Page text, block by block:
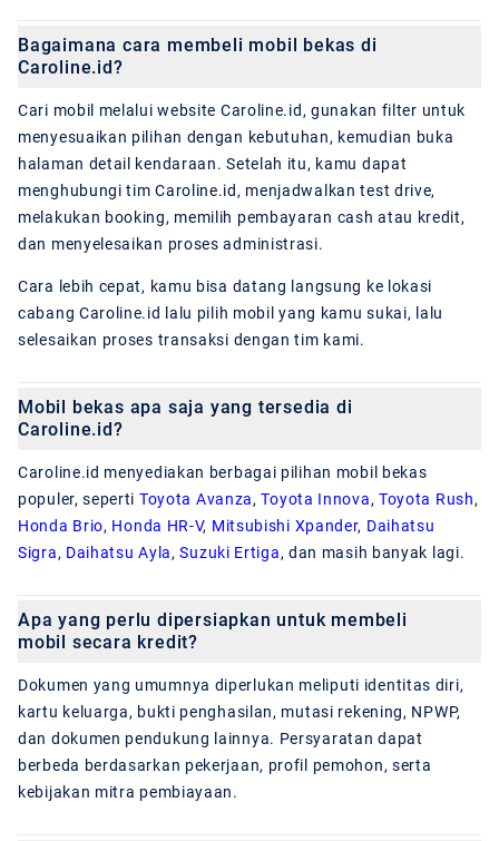
Bagaimana cara membeli mobil bekas di
Caroline.id?
Cari mobil melalui website Caroline.id, gunakan filter untuk
menyesuaikan pilihan dengan kebutuhan, kemudian buka
halaman detail kendaraan. Setelah itu, kamu dapat
menghubungi tim Caroline.id, menjadwalkan test drive,
melakukan booking, memilih pembayaran cash atau kredit,
dan menyelesaikan proses administrasi.
Cara lebih cepat, kamu bisa datang langsung ke lokasi
cabang Caroline.id lalu pilih mobil yang kamu sukai, lalu
selesaikan proses transaksi dengan tim kami.
Mobil bekas apa saja yang tersedia di
Caroline.id?
Caroline.id menyediakan berbagai pilihan mobil bekas
populer, seperti Toyota Avanza,Toyota Innova, Toyota Rush,
Honda Brio, Honda HR-V, Mitsubishi Xpander, Daihatsu
Sigra, Daihatsu Ayla,Suzuki Ertiga, dan masih banyak lagi.
Apa yang perlu dipersiapkan untuk membeli
mobil secara kredit?
Dokumen yang umumnya diperlukan meliputi identitas diri,
kartu keluarga, bukti penghasilan, mutasi rekening, NPWP,
dan dokumen pendukung lainnya. Persyaratan dapat
berbeda berdasarkan pekerjaan, profil pemohon, serta
kebijakan mitra pembiayaan.